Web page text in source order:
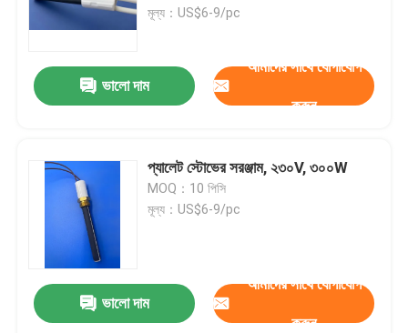
মূল্য：US$6-9/pc
ভালো দাম
আমাদের সাথে যোগাযোগ
করুন
প্যালেট স্টোভের সরঞ্জাম, ২৩০V, ৩০০W
MOQ：10 পিসি
মূল্য：US$6-9/pc
ভালো দাম
আমাদের সাথে যোগাযোগ
করুন